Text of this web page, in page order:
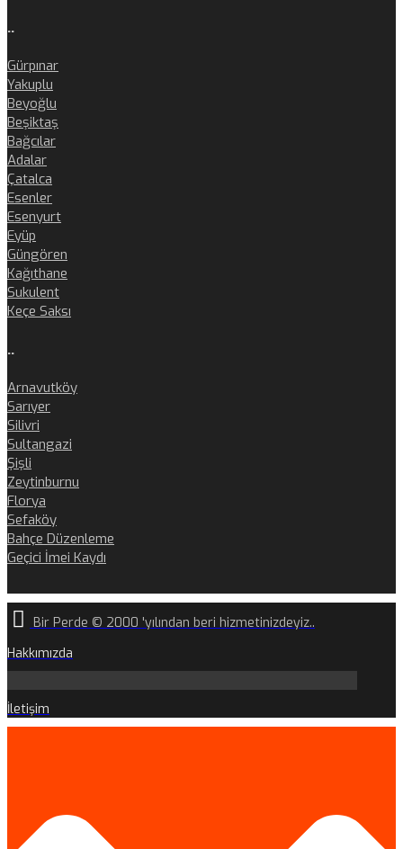
..
Gürpınar
Yakuplu
Beyoğlu
Beşiktaş
Bağcılar
Adalar
Çatalca
Esenler
Esenyurt
Eyüp
Güngören
Kağıthane
Sukulent
Keçe Saksı
..
Arnavutköy
Sarıyer
Silivri
Sultangazi
Şişli
Zeytinburnu
Florya
Sefaköy
Bahçe Düzenleme
Geçici İmei Kaydı
Bir Perde © 2000 'yılından beri hizmetinizdeyiz..
Hakkımızda
İletişim